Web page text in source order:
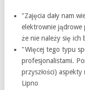
"Zajęcia dały nam
elektrownie jądrowe
że nie należy się ich
"Więcej tego typu
profesjonalistami.
przyszłości)
Lipno